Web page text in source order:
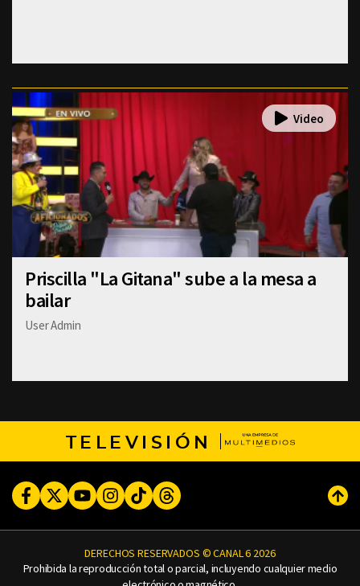
Priscilla "La Gitana" sube a la mesa a
bailar
User Admin
TELEVISIÓN
FacebookTwitterYoutubeInstagram
TikTokThreads
DERECHOS RESERVADOS © CANAL 6 2026
Prohibida la reproducción total o parcial, incluyendo cualquier medio